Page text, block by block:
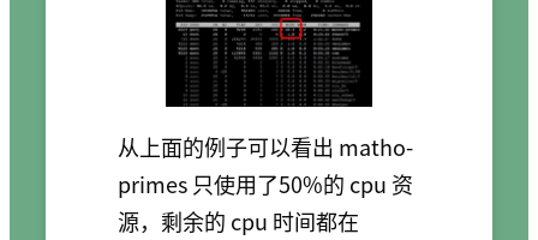
从上面的例子可以看出 matho-
primes 只使用了50%的 cpu 资
源，剩余的 cpu 时间都在